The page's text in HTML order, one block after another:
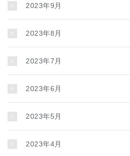
2023年9月
2023年8月
2023年7月
2023年6月
2023年5月
2023年4月